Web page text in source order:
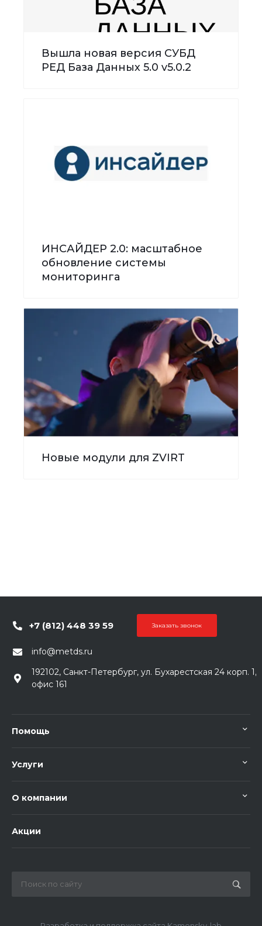
Вышла новая версия СУБД
РЕД База Данных 5.0 v5.0.2
ИНСАЙДЕР 2.0: масштабное
обновление системы
мониторинга
Новые модули для ZVIRT
+7 (812) 448 39 59 Заказать звонок
info@metds.ru
192102, Санкт-Петербург, ул. Бухарестская 24 корп. 1,
офис 161
Помощь
Услуги
О компании
Акции